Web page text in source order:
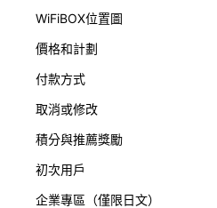
WiFiBOX位置圖
價格和計劃
付款方式
取消或修改
積分與推薦獎勵
初次用戶
企業專區（僅限日文）